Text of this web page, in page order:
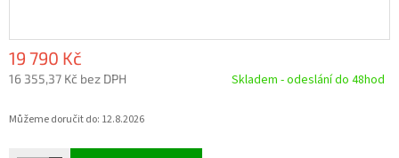
19 790 Kč
16 355,37 Kč bez DPH
cena:
Skladem - odeslání do 48hod
Můžeme doručit do: 12.8.2026